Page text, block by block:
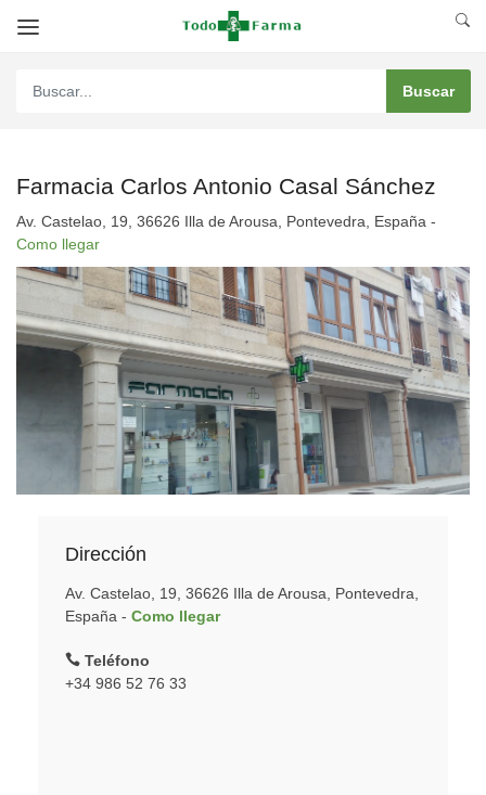
Farmacia Carlos Antonio Casal Sánchez
Av. Castelao, 19, 36626 Illa de Arousa, Pontevedra, España -
Como llegar
Dirección
Av. Castelao, 19, 36626 Illa de Arousa, Pontevedra,
España - Como llegar
Teléfono
+34 986 52 76 33